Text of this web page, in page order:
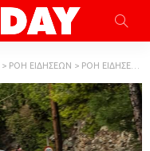
> ΡΟΗ ΕΙΔΗΣΕΩΝ > ΡΟΗ ΕΙΔΗΣΕΩΝ